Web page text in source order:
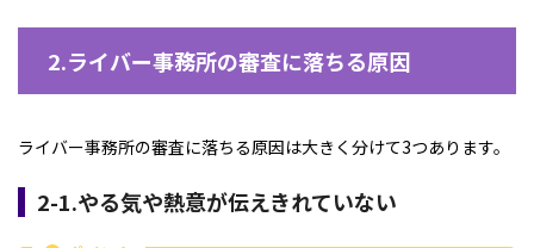
2.ライバー事務所の審査に落ちる原因
ライバー事務所の審査に落ちる原因は大きく分けて3つあります。
2-1.やる気や熱意が伝えきれていない